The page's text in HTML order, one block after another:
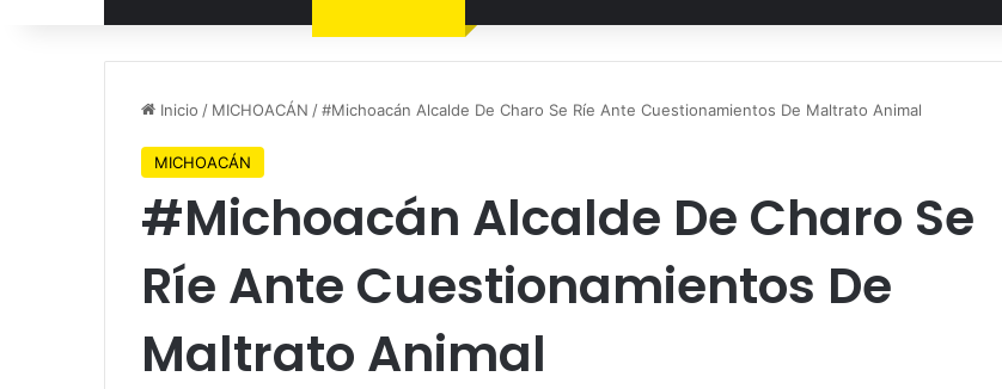
Inicio / MICHOACÁN /#Michoacán Alcalde De Charo Se Ríe Ante Cuestionamientos De Maltrato Animal
MICHOACÁN
#Michoacán Alcalde De Charo Se
Ríe Ante Cuestionamientos De
Maltrato Animal